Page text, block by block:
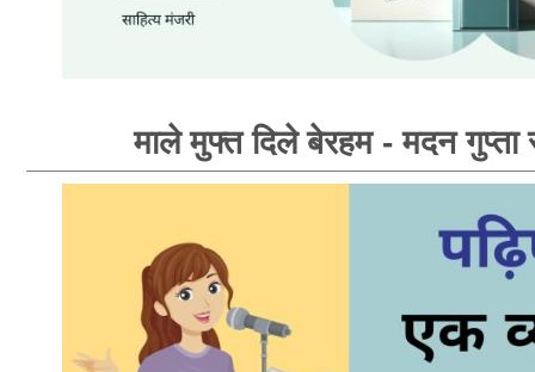
माले मुफ्त दिले बेरहम - मदन गुप्ता